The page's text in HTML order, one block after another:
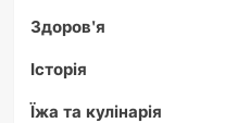
Здоров'я
Історія
Їжа та кулінарія